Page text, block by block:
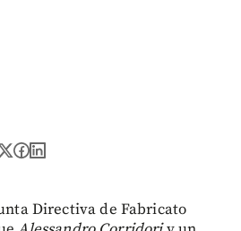
Directiva de Fabricato